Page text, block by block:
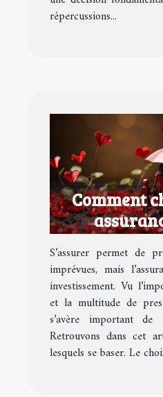
répercussions...
Comment
S’assurer permet de
imprévues, mais
investissement. Vu
et la multitude de
s’avère important
Retrouvons dans cet
lesquels se baser. Le